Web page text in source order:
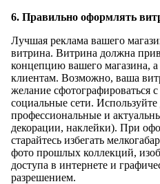
6. Правильно оформлять
Лучшая реклама вашего
витрина. Витрина должна
концепцию вашего магазина, а
клиентам. Возможно, ваша
желание сфотографироваться
социальные сети.
профессиональные и
декорации, наклейки). При
старайтесь избегать
фото прошлых коллекций,
доступа в интернете и
разрешением.